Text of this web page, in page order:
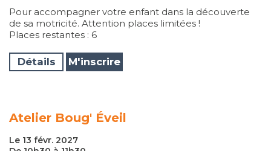
Pour accompagner votre enfant dans la découverte
de sa motricité. Attention places limitées !
Places restantes : 6
Détails M'inscrire
Atelier Boug' Éveil
Le 13 févr. 2027